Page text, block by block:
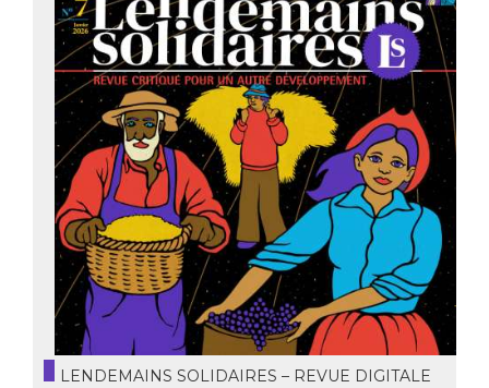
LENDEMAINS SOLIDAIRES – REVUE DIGITALE